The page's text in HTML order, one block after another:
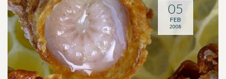
05
FEB
2008